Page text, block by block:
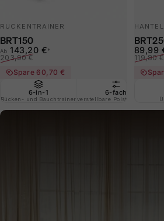
RÜCKENTRAINER
BRT150
Verkaufspreis
Ab 143,20 €*
Normaler Preis
203,90 €
Spare 60,70 €
6-in-1
Rücken- und Bauchtrainer
6-fach
verstellbare Polsterschiene
89,99
119,80 €